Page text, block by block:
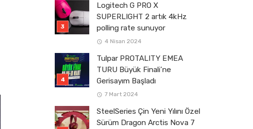
Logitech G PRO X
SUPERLIGHT 2 artık 4kHz
polling rate sunuyor
4 Nisan 2024
Tulpar PROTALITY EMEA
TURU Büyük Finali’ne
Gerisayım Başladı
7 Mart 2024
SteelSeries Çin Yeni Yılını Özel
Sürüm Dragon Arctis Nova 7